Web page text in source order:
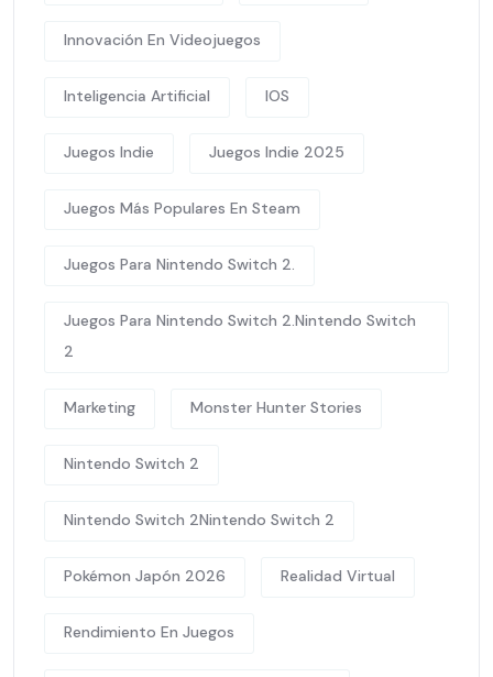
Innovación En Videojuegos
Inteligencia Artificial IOS
Juegos Indie Juegos Indie 2025
Juegos Más Populares En Steam
Juegos Para Nintendo Switch 2.
Juegos Para Nintendo Switch 2.Nintendo Switch
2
Marketing Monster Hunter Stories
Nintendo Switch 2
Nintendo Switch 2Nintendo Switch 2
Pokémon Japón 2026 Realidad Virtual
Rendimiento En Juegos